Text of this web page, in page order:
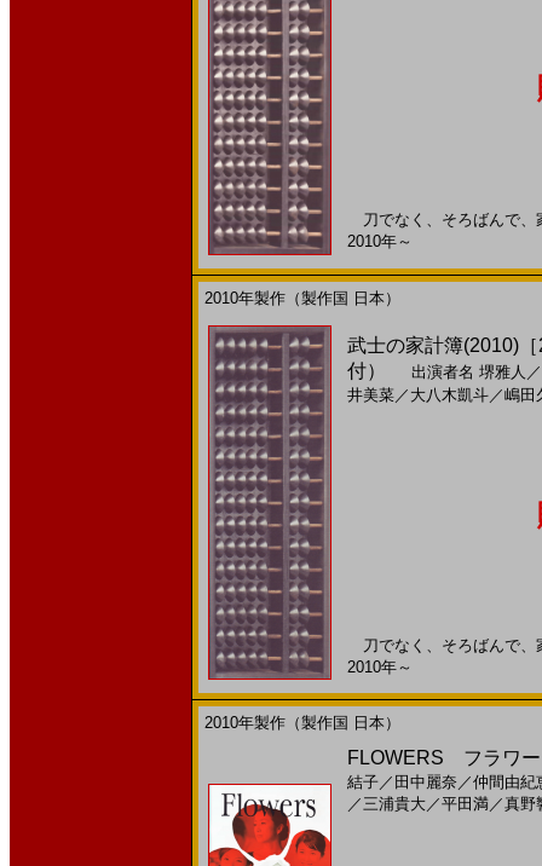
刀でなく、そろばんで
2010年～
2010年製作（製作国 日本）
武士の家計簿(2010)
付）
出演者名 堺雅人 ／
井美菜／ 大八木凱斗／嶋田
刀でなく、そろばんで
2010年～
2010年製作（製作国 日本）
FLOWERS フラワー
結子／ 田中麗奈 ／仲間由紀
／三浦貴大／平田満／真野